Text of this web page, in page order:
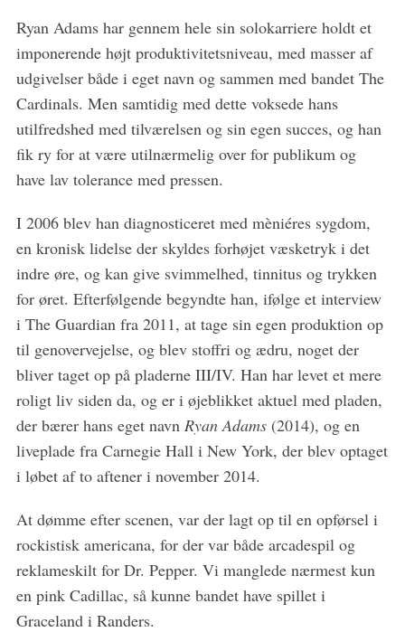
Ryan Adams har gennem hele sin solokarriere holdt et
imponerende højt produktivitetsniveau, med masser af
udgivelser både i eget navn og sammen med bandet The
Cardinals. Men samtidig med dette voksede hans
utilfredshed med tilværelsen og sin egen succes, og han
fik ry for at være utilnærmelig over for publikum og
have lav tolerance med pressen.
I 2006 blev han diagnosticeret med mèniéres sygdom,
en kronisk lidelse der skyldes forhøjet væsketryk i det
indre øre, og kan give svimmelhed, tinnitus og trykken
for øret. Efterfølgende begyndte han, ifølge et interview
i The Guardian fra 2011, at tage sin egen produktion op
til genovervejelse, og blev stoffri og ædru, noget der
bliver taget op på pladerne III/IV. Han har levet et mere
roligt liv siden da, og er i øjeblikket aktuel med pladen,
der bærer hans eget navn Ryan Adams(2014), og en
liveplade fra Carnegie Hall i New York, der blev optaget
i løbet af to aftener i november 2014.
At dømme efter scenen, var der lagt op til en opførsel i
rockistisk americana, for der var både arcadespil og
reklameskilt for Dr. Pepper. Vi manglede nærmest kun
en pink Cadillac, så kunne bandet have spillet i
Graceland i Randers.
S
e
r
c
f
o
r
: